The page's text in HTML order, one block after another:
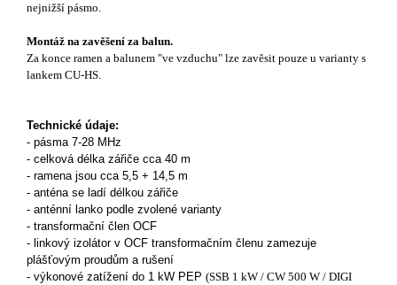
nejnižší pásmo.
Montáž na zavěšení za balun.
Za konce ramen a balunem "ve vzduchu" lze zavěsit pouze u varianty s
lankem CU-HS.
Technické údaje:
- pásma 7-28 MHz
- celková délka zářiče cca 40 m
- ramena jsou cca 5,5 + 14,5 m
- anténa se ladí délkou zářiče
- anténní lanko podle zvolené varianty
- transformační člen OCF
- linkový izolátor v OCF transformačním členu zamezuje
plášťovým proudům a rušení
- výkonové zatížení do 1 kW PEP (SSB 1 kW / CW 500 W / DIGI